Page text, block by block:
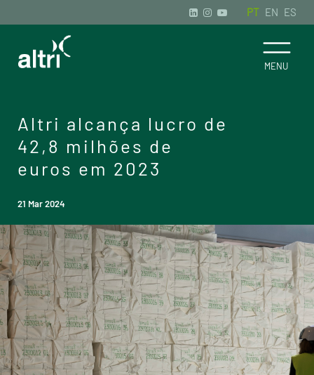
PT EN ES
Altri alcança lucro de
42,8 milhões de
euros em 2023
21 Mar 2024